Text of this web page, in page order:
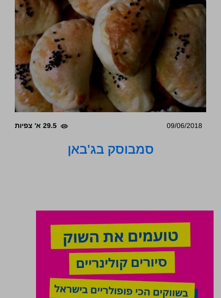
09/06/2018 29.5 א' צפיות
סמבוסק בג'באן